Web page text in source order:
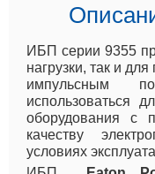
ИБП серии 9355
нагрузки, так и
импульсным
использоваться
оборудования с
качеству
условиях